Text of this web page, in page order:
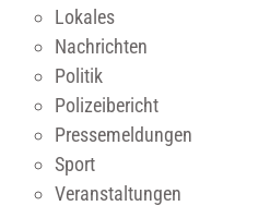
Lokales
Nachrichten
Politik
Polizeibericht
Pressemeldungen
Sport
Veranstaltungen